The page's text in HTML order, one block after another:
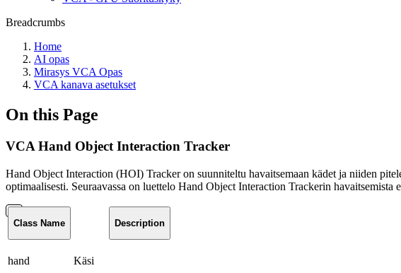
Breadcrumbs
Home
AI opas
Mirasys VCA Opas
VCA kanava asetukset
On this Page
VCA Hand Object Interaction Tracker
Hand Object Interaction (HOI) Tracker on suunniteltu havaitsemaan kädet ja niiden
optimaalisesti. Seuraavassa on luettelo Hand Object Interaction Trackerin havaitsemista
Class Name Description
hand Käsi